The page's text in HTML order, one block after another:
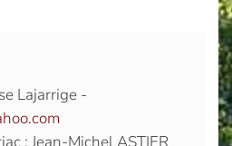
Lajarrige -